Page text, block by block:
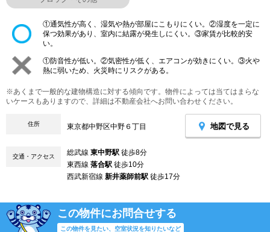
①通気性が高く、湿気や熱が部屋にこもりにくい。②湿度を一定に
保つ効果があり、室内に結露が発生しにくい。③家賃が比較的安
い。
①防音性が低い。②気密性が低く、エアコンが効きにくい。③火や
熱に弱いため、火災時にリスクがある。
※あくまで一般的な建物構造に対する傾向です。物件によっては当てはまらな
いケースもありますので、詳細は不動産会社へお問い合わせください。
住所 東京都中野区中野６丁目 地図で見る
交通・アクセス 総武線 東中野駅 徒歩8分
東西線 落合駅 徒歩10分
西武新宿線 新井薬師前駅 徒歩17分
この物件にお問合せする
この物件を見たい、空室状況を知りたいなど